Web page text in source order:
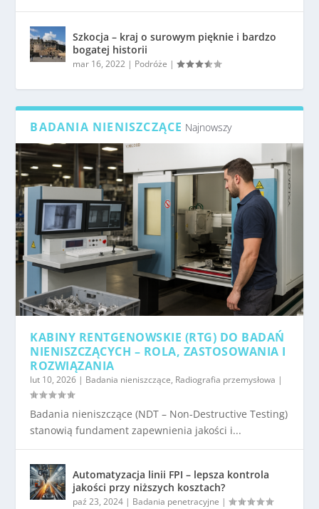
Szkocja – kraj o surowym pięknie i bardzo
bogatej historii
mar 16, 2022 | Podróże |
BADANIA NIENISZCZĄCE Najnowszy
KABINY RENTGENOWSKIE (RTG) DO BADAŃ
NIENISZCZĄCYCH – ROLA, ZASTOSOWANIA I
ROZWIĄZANIA
lut 10, 2026 | Badania nieniszczące, Radiografia przemysłowa |
Badania nieniszczące (NDT – Non-Destructive Testing)
stanowią fundament zapewnienia jakości i...
Automatyzacja linii FPI – lepsza kontrola
jakości przy niższych kosztach?
paź 23, 2024 | Badania penetracyjne |